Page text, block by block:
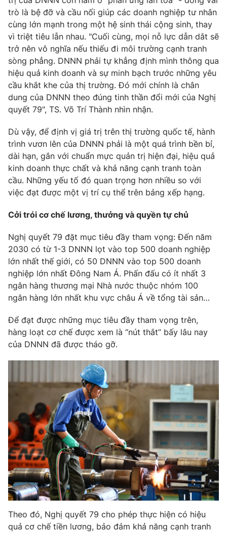
trò là bệ đỡ và cầu nối giúp các doanh nghiệp tư nhân
cùng lớn mạnh trong một hệ sinh thái cộng sinh, thay
vì triệt tiêu lẫn nhau. "Cuối cùng, mọi nỗ lực dẫn dắt sẽ
trở nên vô nghĩa nếu thiếu đi môi trường cạnh tranh
sòng phẳng. DNNN phải tự khẳng định mình thông qua
hiệu quả kinh doanh và sự minh bạch trước những yêu
cầu khắt khe của thị trường. Đó mới chính là chân
dung của DNNN theo đúng tinh thần đổi mới của Nghị
quyết 79", TS. Võ Trí Thành nhìn nhận.
Dù vậy, để định vị giá trị trên thị trường quốc tế, hành
trình vươn lên của DNNN phải là một quá trình bền bỉ,
dài hạn, gắn với chuẩn mực quản trị hiện đại, hiệu quả
kinh doanh thực chất và khả năng cạnh tranh toàn
cầu. Những yếu tố đó quan trọng hơn nhiều so với
việc đạt được một vị trí cụ thể trên bảng xếp hạng.
Cởi trói cơ chế lương, thưởng và quyền tự chủ
Nghị quyết 79 đặt mục tiêu đầy tham vọng: Đến năm
2030 có từ 1-3 DNNN lọt vào top 500 doanh nghiệp
lớn nhất thế giới, có 50 DNNN vào top 500 doanh
nghiệp lớn nhất Đông Nam Á. Phấn đấu có ít nhất 3
ngân hàng thương mại Nhà nước thuộc nhóm 100
ngân hàng lớn nhất khu vực châu Á về tổng tài sản…
Để đạt được những mục tiêu đầy tham vọng trên,
hàng loạt cơ chế được xem là “nút thắt” bấy lâu nay
của DNNN đã được tháo gỡ.
Theo đó, Nghị quyết 79 cho phép thực hiện có hiệu
quả cơ chế tiền lương, bảo đảm khả năng cạnh tranh